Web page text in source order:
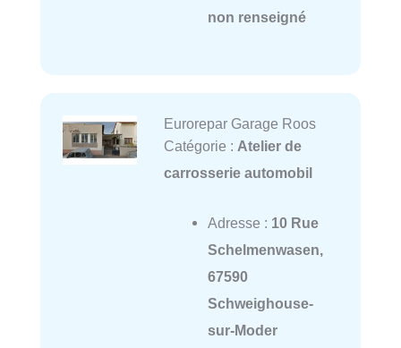
non renseigné
Eurorepar Garage Roos
Catégorie : Atelier de
carrosserie automobil
Adresse : 10 Rue
Schelmenwasen,
67590
Schweighouse-
sur-Moder